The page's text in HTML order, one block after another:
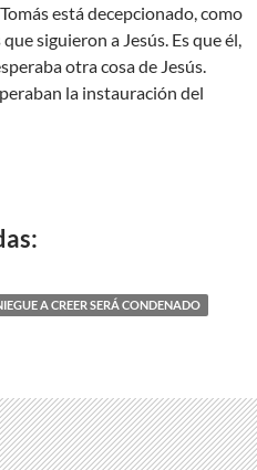
está decepcionado, como
siguieron a Jesús. Es que él,
otra cosa de Jesús.
la instauración del
Dichosos los que crean
A CREER SERÁ CONDENADO